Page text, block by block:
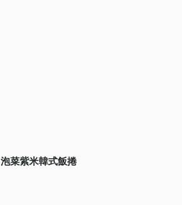
泡菜紫米韓式飯捲